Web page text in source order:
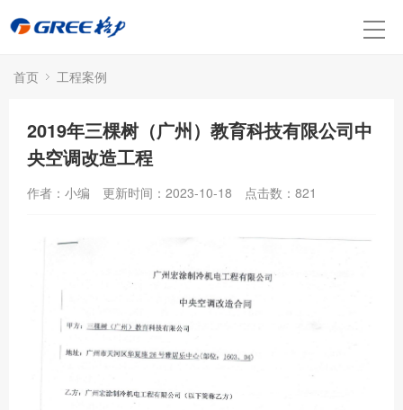
首页 工程案例
2019年三棵树（广州）教育科技有限公司中
央空调改造工程
作者：小编 更新时间：2023-10-18 点击数： 821